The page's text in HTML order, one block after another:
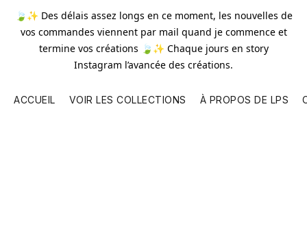
🍃✨ Des délais assez longs en ce moment, les nouvelles de
vos commandes viennent par mail quand je commence et
termine vos créations 🍃✨ Chaque jours en story
Instagram l’avancée des créations.
ACCUEIL VOIR LES COLLECTIONS À PROPOS DE LPS